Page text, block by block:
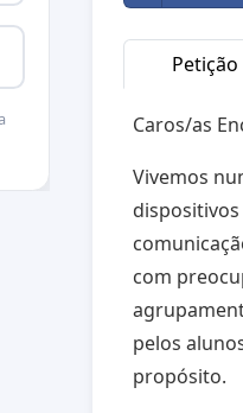
Petição
Caros/as
Vivemos
com
pelos
propósito.